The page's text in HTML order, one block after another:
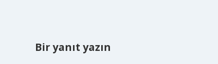
Bir yanıt yazın